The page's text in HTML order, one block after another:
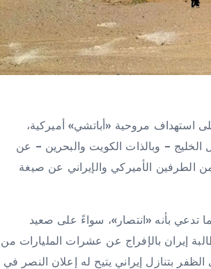
استهداف مروحية «أباتشي» أميركية،
الخليج – وبالذات الكويت والبحرين – عن
الأميركي والإيراني عن صيغة
تدعي بأنه «انتصار»، سواءً على صعيد
إيران بالإفراج عن عشرات المليارات من
بتنازل إيراني يتيح له إعلان النصر في